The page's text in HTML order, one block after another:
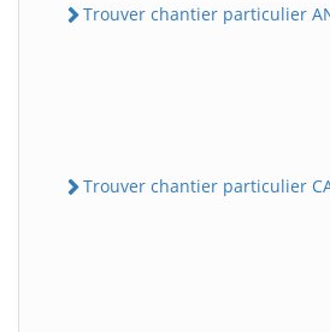
Trouver chantier particulier
Trouver chantier particulier